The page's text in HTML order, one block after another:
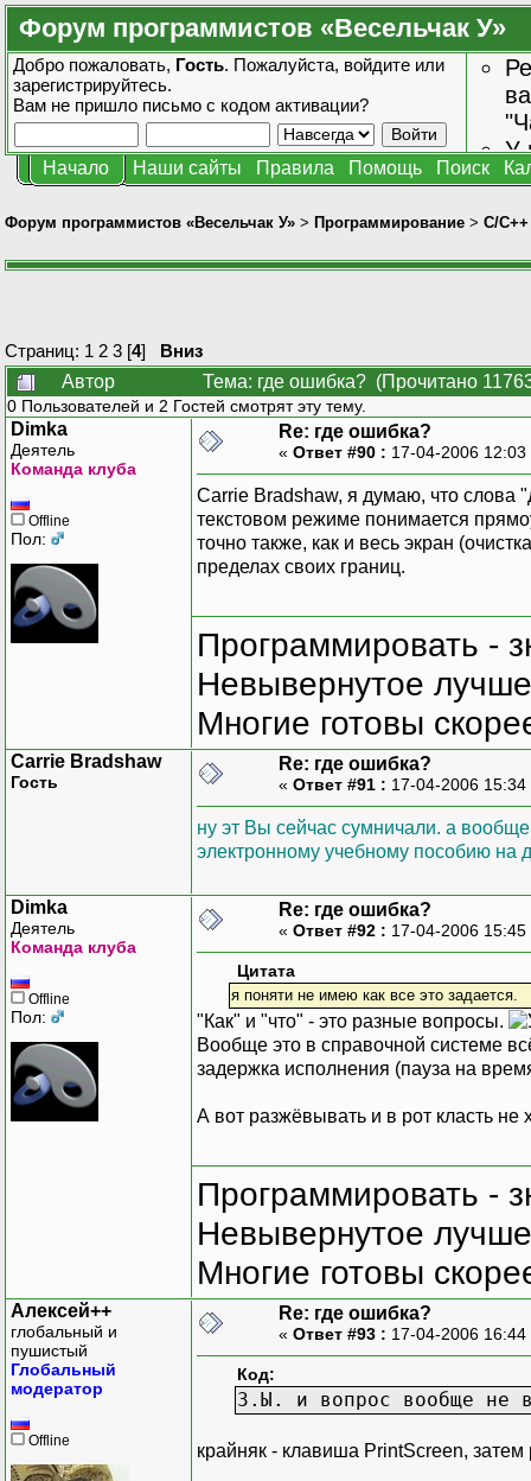
Форум программистов «Весельчак У»
Добро пожаловать, Гость. Пожалуйста, войдите или
зарегистрируйтесь.
Вам не пришло письмо с кодом активации?
У
Начало Наши сайты Правила Помощь Поиск
Форум программистов «Весельчак У» > Программирование > C/C++
Страниц: 1 2 3 [4] Вниз
Автор
Тема: где ошибка? (Прочитано
0 Пользователей и 2 Гостей смотрят эту тему.
Dimka
Деятель
Команда клуба
Offline
Пол:
Re: где ошибка?
« Ответ #90 : 17-04-2006
Carrie Bradshaw, я думаю, что слова
текстовом режиме понимается
точно также, как и весь экран
пределах своих границ.
Программировать -
Невывернутое
Многие готовы
Carrie Bradshaw
Гость
Re: где ошибка?
« Ответ #91 : 17-04-2006
ну эт Вы сейчас сумничали. а
электронному учебному пособию
Dimka
Деятель
Команда клуба
Offline
Пол:
Re: где ошибка?
« Ответ #92 : 17-04-2006
Цитата
я поняти не имею как все это задается.
"Как" и "что" - это разные вопросы.
Вообще это в справочной системе
задержка исполнения (пауза на
А вот разжёвывать и в рот класть не
Программировать -
Невывернутое
Многие готовы
Алексей++
глобальный и
пушистый
Глобальный
модератор
Offline
Re: где ошибка?
« Ответ #93 : 17-04-2006
Код:
З.Ы. и вопрос вообще не
крайняк - клавиша PrintScreen, затем